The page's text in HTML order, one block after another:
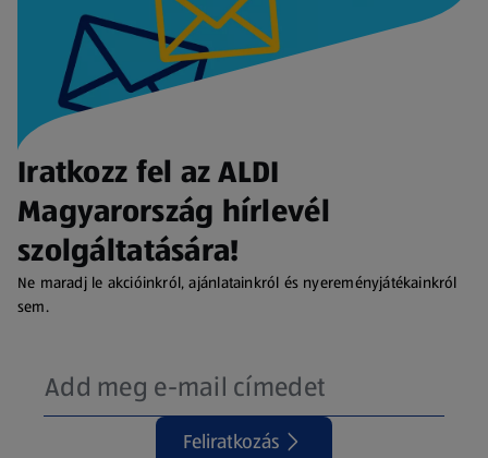
Iratkozz fel az ALDI
Magyarország hírlevél
szolgáltatására!
Ne maradj le akcióinkról, ajánlatainkról és nyereményjátékainkról
sem.
Feliratkozás